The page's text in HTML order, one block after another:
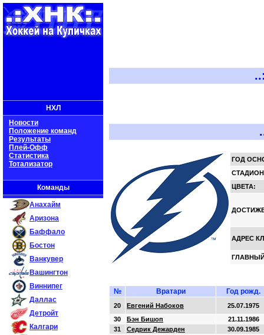
НХЛ
Новости
Положение команд
Результаты
Плей-Офф
Статистика
Тотализатор
Команды
Анахайм
Аризона
Баффало
Бостон
Ванкувер
Вашингтон
Виннипег
Даллас
Детройт
Калгари
..::
ГОД
ЦВЕТА:
АДРЕС
№ Вратари Год рожд.
20 Евгений Набоков
25.07.1975
30
Бэн Бишоп
21.11.1986
31
Седрик Дежарден
30.09.1985